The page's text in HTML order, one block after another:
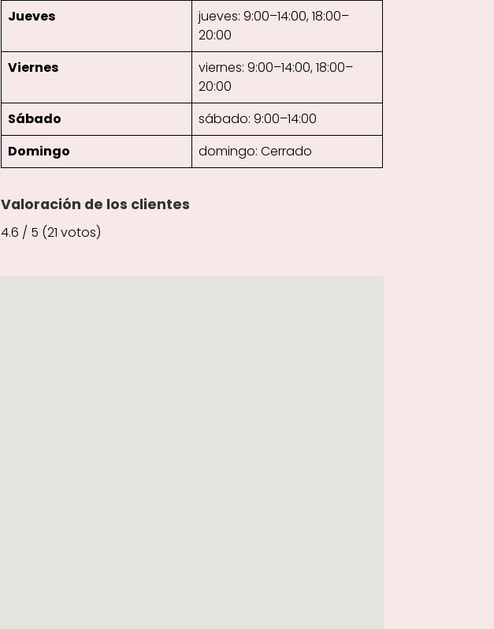
Jueves
jueves: 9:00–14:00, 18:00–
20:00
Viernes
viernes: 9:00–14:00, 18:00–
20:00
Sábado
sábado: 9:00–14:00
Domingo
domingo: Cerrado
Valoración de los clientes
4.6 / 5 (21 votos)